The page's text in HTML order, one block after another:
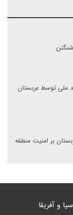
ملی توسط عربستان
بر امنیت منطقه
و آفریقا